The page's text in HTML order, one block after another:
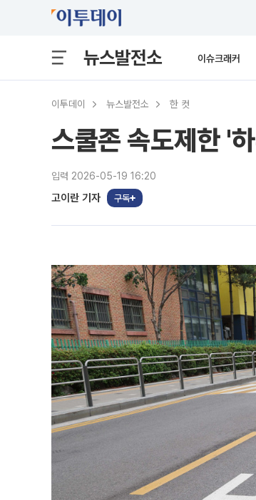
뉴스발전소 이슈크래커
이투데이 뉴스발전소 한 컷
스쿨존 속도제한 '
입력 2026-05-19 16:20
고이란 기자 구독